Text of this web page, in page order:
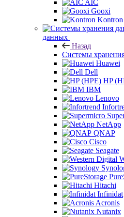
AIC
Gooxi
Kontron
данных
Назад
Системы
Huawei
Dell
HP
IBM
Lenovo
NetApp
QNAP
Cisco
Seagate
Hitachi
Infinidat
Acronis
Nutanix